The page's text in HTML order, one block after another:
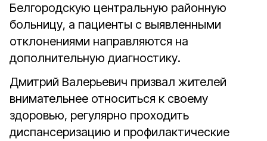
Белгородскую центральную районную
больницу, а пациенты с выявленными
отклонениями направляются на
дополнительную диагностику.
Дмитрий Валерьевич призвал жителей
внимательнее относиться к своему
здоровью, регулярно проходить
диспансеризацию и профилактические